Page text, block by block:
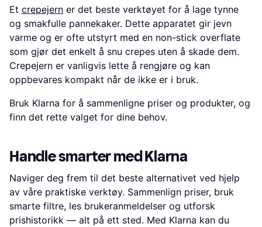
Et crepejern er det beste verktøyet for å lage tynne
og smakfulle pannekaker. Dette apparatet gir jevn
varme og er ofte utstyrt med en non-stick overflate
som gjør det enkelt å snu crepes uten å skade dem.
Crepejern er vanligvis lette å rengjøre og kan
oppbevares kompakt når de ikke er i bruk.
Bruk Klarna for å sammenligne priser og produkter, og
finn det rette valget for dine behov.
Handle smarter med Klarna
Naviger deg frem til det beste alternativet ved hjelp
av våre praktiske verktøy. Sammenlign priser, bruk
smarte filtre, les brukeranmeldelser og utforsk
prishistorikk — alt på ett sted. Med Klarna kan du